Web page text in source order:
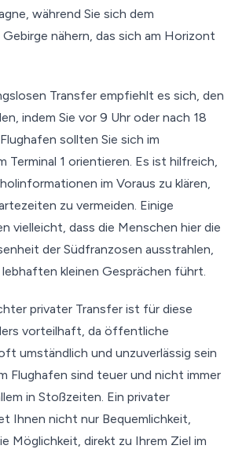
während Sie sich dem
nähern, das sich am Horizont
Transfer empfiehlt es sich, den
indem Sie vor 9 Uhr oder nach 18
sollten Sie sich im
Terminal 1 orientieren. Es ist hilfreich,
im Voraus zu klären,
zu vermeiden. Einige
vielleicht, dass die Menschen hier die
der Südfranzosen ausstrahlen,
kleinen Gesprächen führt.
privater Transfer ist für diese
vorteilhaft, da öffentliche
umständlich und unzuverlässig sein
Flughafen sind teuer und nicht immer
in Stoßzeiten. Ein privater
Ihnen nicht nur Bequemlichkeit,
Möglichkeit, direkt zu Ihrem Ziel im